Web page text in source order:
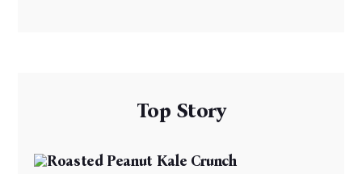
Top Story
Roasted Peanut Kale Crunch